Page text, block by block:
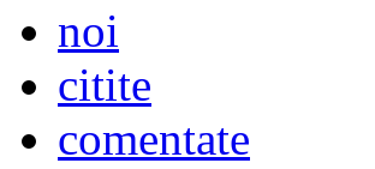
noi
citite
comentate